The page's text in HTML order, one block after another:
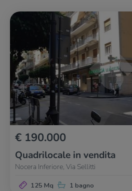
€ 190.000
Quadrilocale in vendita
Nocera Inferiore, Via Sellitti
125 Mq 1 bagno